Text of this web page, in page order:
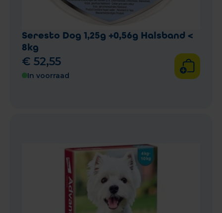
Seresto Dog 1,25g +0,56g Halsband <
8kg
€ 52,55
In voorraad